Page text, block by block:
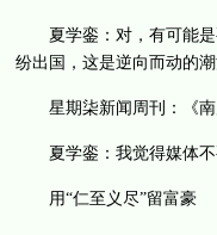
夏学銮：对，有可能是
纷出国，这是逆向而动的潮
星期柒新闻周刊：《南风
夏学銮：我觉得媒体不
用“仁至义尽”留富豪